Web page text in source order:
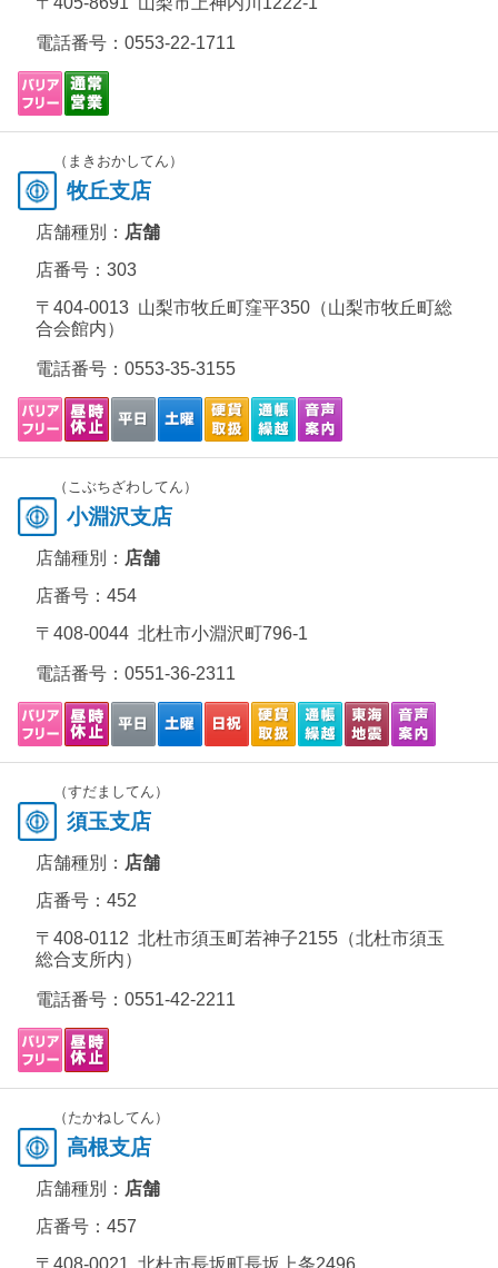
電話番号： 0553-22-1711
（まきおかしてん）
牧丘支店
店舗種別： 店舗
店番号：303
〒404-0013 山梨市牧丘町窪平350（山梨市牧丘町総
合会館内）
電話番号： 0553-35-3155
（こぶちざわしてん）
小淵沢支店
店舗種別： 店舗
店番号：454
〒408-0044 北杜市小淵沢町796-1
電話番号： 0551-36-2311
（すだましてん）
須玉支店
店舗種別： 店舗
店番号：452
〒408-0112 北杜市須玉町若神子2155（北杜市須玉
総合支所内）
電話番号： 0551-42-2211
（たかねしてん）
高根支店
店舗種別： 店舗
店番号：457
〒408-0021 北杜市長坂町長坂上条2496